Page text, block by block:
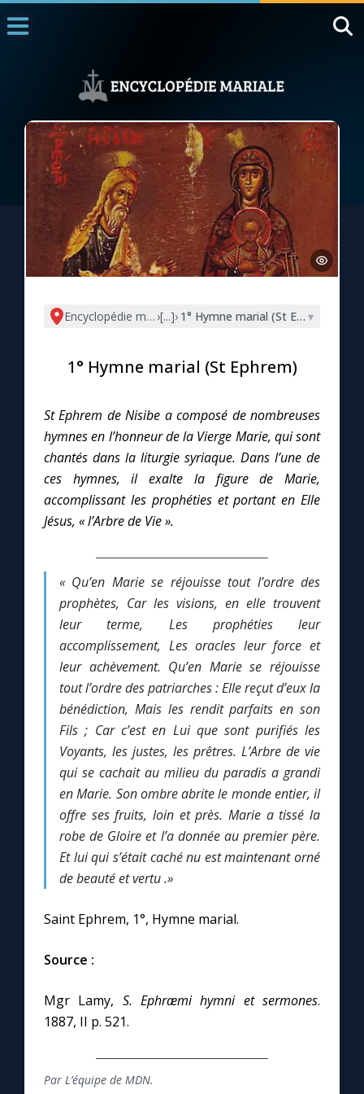
1000 Raisons de Croire
L'actualité de la semaine
La chaîne Youtube
La newsletter
La vidéo de la semaine
Le magazine
Le site internet
Prier au quotidien
Avec Thérèse de Lisieux
L'Évangile chaque jour
Les premiers samedis du mois
Marie qui défait les nœuds
Me consacrer à Jésus par Marie
Mes intentions de prière
Une Minute avec Marie
Une neuvaine
À la une
Encyclopédie mariale
›[...]› 1° Hymne marial (St Ephrem)
▾
1° Hymne marial (St Ephrem)
St Ephrem de Nisibe a composé de nombreuses
hymnes en l’honneur de la Vierge Marie, qui sont
chantés dans la liturgie syriaque. Dans l’une de
ces hymnes, il exalte la figure de Marie,
accomplissant les prophéties et portant en Elle
Jésus, « l’Arbre de Vie ».
« Qu’en Marie se réjouisse tout l’ordre des
prophètes, Car les visions, en elle trouvent
leur terme,
Les prophéties leur
accomplissement, Les oracles leur force et
leur achèvement. Qu’en Marie se réjouisse
tout l’ordre des patriarches :Elle reçut d’eux la
bénédiction, Mais les rendit parfaits en son
Fils ; Car c’est en Lui que sont purifiés les
Voyants, les justes, les prêtres. L’Arbre de vie
qui se cachait au milieu du paradis a grandi
en Marie. Son ombre abrite le monde entier, il
offre ses fruits, loin et près. Marie a tissé la
robe de Gloire et l’a donnée au premier père.
Et lui qui s’était caché nu est maintenant orné
de beauté etvertu.»
Saint Ephrem, 1°, Hymne marial.
Source :
Mgr Lamy, S. Ephræmi hymni et sermones.
1887, II p. 521.
Par L’équipe de MDN.